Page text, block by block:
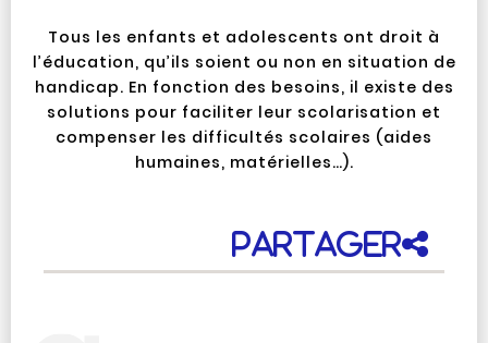
Tous les enfants et adolescents ont droit à
l’éducation, qu’ils soient ou non en situation de
handicap. En fonction des besoins, il existe des
solutions pour faciliter leur scolarisation et
compenser les difficultés scolaires (aides
humaines, matérielles…).
Partager